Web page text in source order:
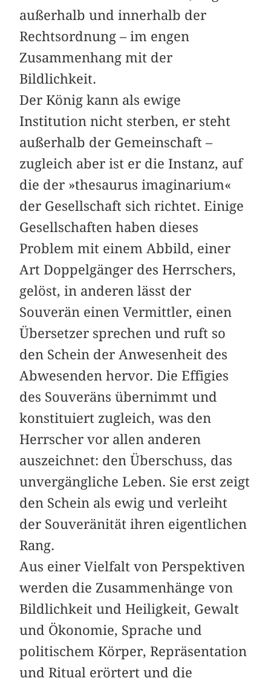
außerhalb und innerhalb der
Rechtsordnung – im engen
Zusammenhang mit der
Bildlichkeit.
Der König kann als ewige
Institution nicht sterben, er steht
außerhalb der Gemeinschaft –
zugleich aber ist er die Instanz, auf
die der »thesaurus imaginarium«
der Gesellschaft sich richtet. Einige
Gesellschaften haben dieses
Problem mit einem Abbild, einer
Art Doppelgänger des Herrschers,
gelöst, in anderen lässt der
Souverän einen Vermittler, einen
Übersetzer sprechen und ruft so
den Schein der Anwesenheit des
Abwesenden hervor. Die Effigies
des Souveräns übernimmt und
konstituiert zugleich, was den
Herrscher vor allen anderen
auszeichnet: den Überschuss, das
unvergängliche Leben. Sie erst zeigt
den Schein als ewig und verleiht
der Souveränität ihren eigentlichen
Rang.
Aus einer Vielfalt von Perspektiven
werden die Zusammenhänge von
Bildlichkeit und Heiligkeit, Gewalt
und Ökonomie, Sprache und
politischem Körper, Repräsentation
und Ritual erörtert und die